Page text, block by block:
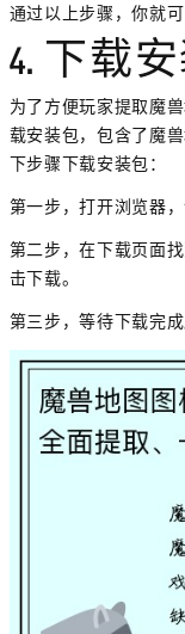
通过以上步骤，你就
4. 下载
为了方便玩家提取魔
载安装包，包含了魔
下步骤下载安装包：
第一步，打开浏览器
第二步，在下载页面
击下载。
第三步，等待下载完